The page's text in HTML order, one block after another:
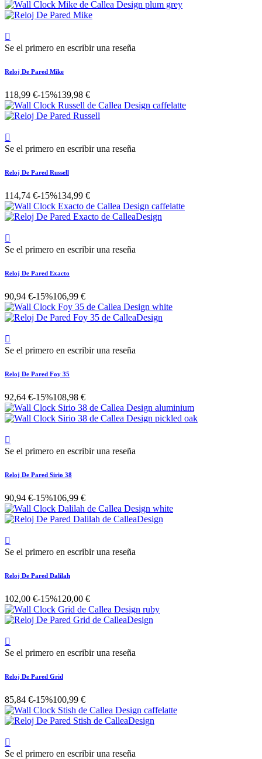

Se el primero en escribir una reseña
Reloj De Pared Mike
118,99 €-15%139,98 €

Se el primero en escribir una reseña
Reloj De Pared Russell
114,74 €-15%134,99 €

Se el primero en escribir una reseña
Reloj De Pared Exacto
90,94 €-15%106,99 €

Se el primero en escribir una reseña
Reloj De Pared Foy 35
92,64 €-15%108,98 €

Se el primero en escribir una reseña
Reloj De Pared Sirio 38
90,94 €-15%106,99 €

Se el primero en escribir una reseña
Reloj De Pared Dalilah
102,00 €-15%120,00 €

Se el primero en escribir una reseña
Reloj De Pared Grid
85,84 €-15%100,99 €

Se el primero en escribir una reseña